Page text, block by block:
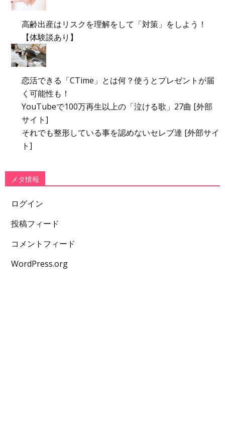
高齢出産はリスクを理解をして「対策」をしよう！
【体験談あり】
恋活できる「CTime」とは何？使うとプレゼントが届
く可能性も！
YouTubeで100万再生以上の「泣ける歌」27曲 [外部
サイト]
それでも整形している事を認めないセレブ達 [外部サイ
ト]
メタ情報
ログイン
投稿フィード
コメントフィード
WordPress.org